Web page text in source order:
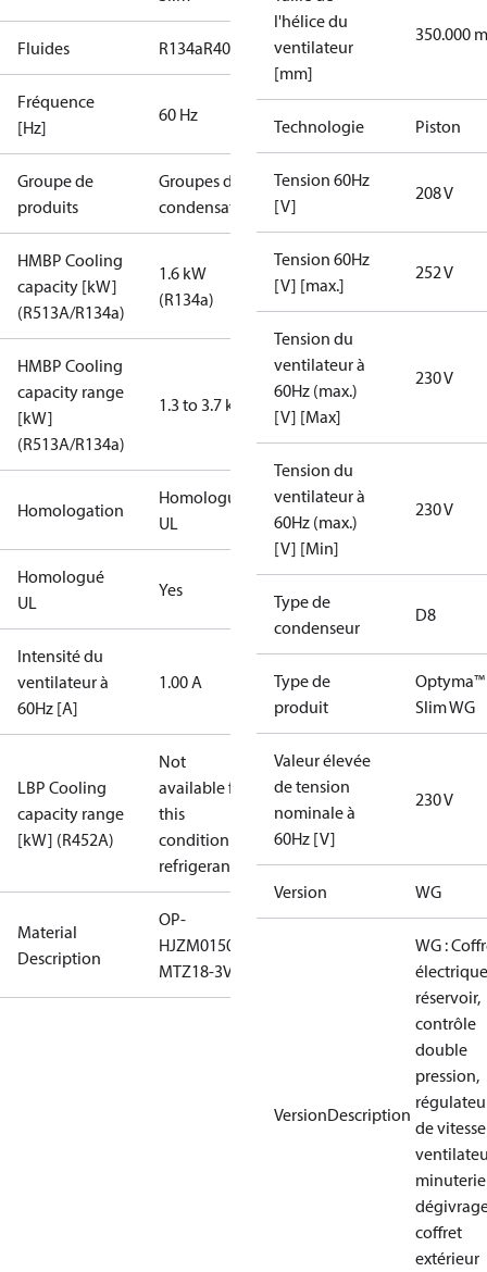
Fluides R134aR404A R448AR449AR452A
Fréquence
[Hz]
60 Hz
Groupe de
produits
Groupes de
condensation
HMBP Cooling
capacity [kW]
(R513A/R134a)
1.6 kW
(R134a)
HMBP Cooling
capacity range
[kW]
(R513A/R134a)
1.3 to 3.7 kW
Homologation
Homologué
UL
Homologué
UL
Yes
Intensité du
ventilateur à
60Hz [A]
1.00 A
LBP Cooling
capacity range
[kW] (R452A)
Not
available for
this
condition /
refrigerant
Material
Description
OP-
HJZM0150UWG000Q
MTZ18-3VI
l'hélice du
ventilateur
[mm]
350.000
Technologie Piston
Tension 60Hz
[V]
208 V
Tension 60Hz
[V] [max.]
252 V
Tension du
ventilateur à
60Hz (max.)
[V] [Max]
230 V
Tension du
ventilateur à
60Hz (max.)
[V] [Min]
230 V
Type de
condenseur
D8
Type de
produit
Optyma™
Slim WG
Valeur élevée
de tension
nominale à
60Hz [V]
230 V
Version WG
VersionDescription
WG :
réservoir,
contrôle
double
pression,
de
coffret
extérieur